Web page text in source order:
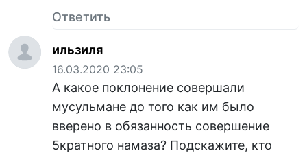
Ответить
ильзиля
16.03.2020 23:05
А какое поклонение совершали
мусульмане до того как им было
вверено в обязанность совершение
5кратного намаза? Подскажите, кто